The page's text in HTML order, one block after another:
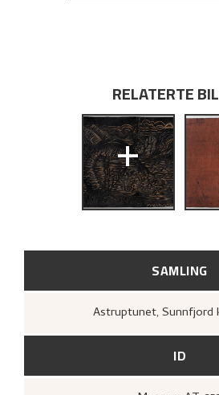
PROVENIENS
UTFORSK
SAMLING
Astruptunet, Sunnfjord
ID
RELATERTE
+